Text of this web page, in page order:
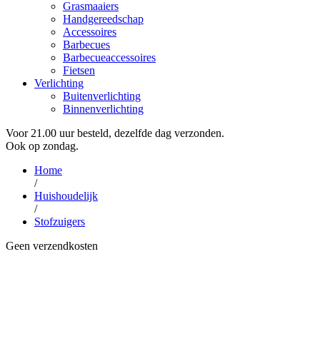
Grasmaaiers
Handgereedschap
Accessoires
Barbecues
Barbecueaccessoires
Fietsen
Verlichting
Buitenverlichting
Binnenverlichting
Voor 21.00 uur besteld, dezelfde dag verzonden.
Ook op zondag.
Home
/
Huishoudelijk
/
Stofzuigers
Geen verzendkosten